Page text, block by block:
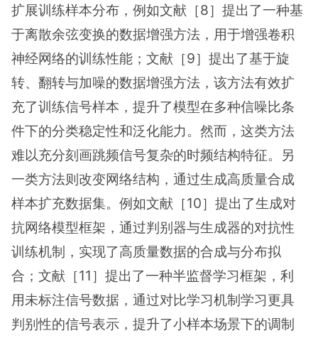
扩展训练样本分布，例如文献［8］提出了一种基
于离散余弦变换的数据增强方法，用于增强卷积
神经网络的训练性能；文献［9］提出了基于旋
转、翻转与加噪的数据增强方法，该方法有效扩
充了训练信号样本，提升了模型在多种信噪比条
件下的分类稳定性和泛化能力。然而，这类方法
难以充分刻画跳频信号复杂的时频结构特征。另
一类方法则改变网络结构，通过生成高质量合成
样本扩充数据集。例如文献［10］提出了生成对
抗网络模型框架，通过判别器与生成器的对抗性
训练机制，实现了高质量数据的合成与分布拟
合；文献［11］提出了一种半监督学习框架，利
用未标注信号数据，通过对比学习机制学习更具
判别性的信号表示，提升了小样本场景下的调制